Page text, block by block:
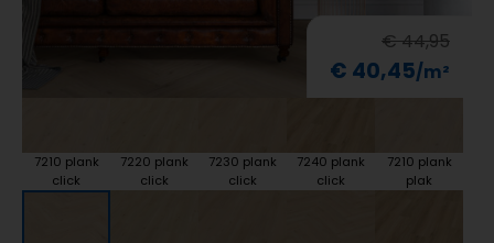
€ 44,95
€ 40,45
7210 plank
click
7220 plank
click
7230 plank
click
7240 plank
click
7210 plank
plak